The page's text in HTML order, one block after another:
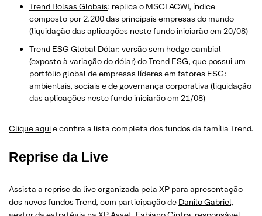
Trend Bolsas Globais: replica o MSCI ACWI, índice
composto por 2.200 das principais empresas do mundo
(liquidação das aplicações neste fundo iniciarão em 20/08)
Trend ESG Global Dólar: versão sem hedge cambial
(exposto à variação do dólar) do Trend ESG, que possui um
portfólio global de empresas líderes em fatores ESG:
ambientais, sociais e de governança corporativa (liquidação
das aplicações neste fundo iniciarão em 21/08)
Clique aquie confira a lista completa dos fundos da família Trend.
Reprise da Live
Assista a reprise da live organizada pela XP para apresentação
dos novos fundos Trend, com participação de Danilo Gabriel,